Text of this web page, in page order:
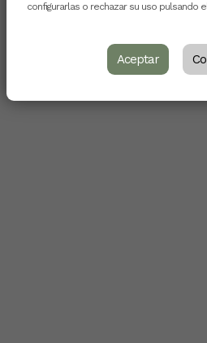
configurarlas o rechazar su uso pulsando
Aceptar